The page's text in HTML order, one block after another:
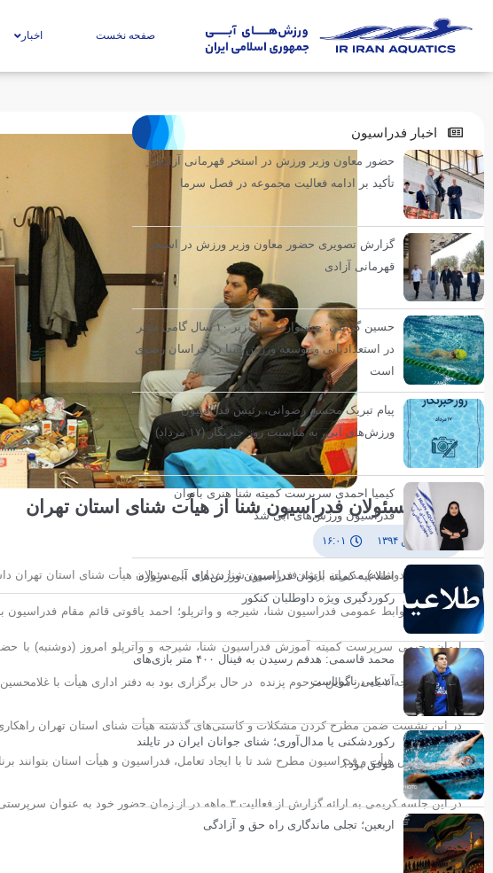
صفحه نخست اخبار
بازدید مسئولان فدراسیون شنا از هیأت شنای استان تهران
۱۹ بهمن ۱۳۹۴ ۱۶:۰۱
صبح امروز (دوشنبه) مدیران ارشد فدراسیون شنا دیداری با مسئولان هیأت شنای استان تهران
به گزارش روابط عمومی فدراسیون شنا، شیرجه و واترپلو؛ احمد یاقوتی قائم مقام
ایمان رحیمی سرپرست کمیته آموزش فدراسیون شنا، شیرجه و واترپلو امروز (دوشنبه) با
مربیگری درجه ۲ که در سالن مرحوم پزنده در حال برگزاری بود به دفتر اداری هیأت با غلامحسین کریمی سرپرست هیأت به بحث و گفتگو نشستند.
در این نشست ضمن مطرح کردن مشکلات و کاستی‌های گذشته هیأت شنای استان تهران راهکاری
کمیته آموزش هیأت و فدراسیون مطرح شد تا با ایجاد تعامل، فدراسیون و هیأت استان بتوانند
در این جلسه کریمی به ارائه گزارش از فعالیت ۳ ماهه در از زمان حضور خود به عنوان سرپرستی هیأت پرداخت و برنامه های آینده هیأت را اعلام کرد.
انتهای پیام
اخبار فدراسیون
حضور معاون وزیر ورزش در استخر قهرمانی آزادی؛
تأکید بر ادامه فعالیت مجموعه در فصل سرما
گزارش تصویری حضور معاون وزیر ورزش در استخر
قهرمانی آزادی
حسین گرایلی: جشنواره شنای زیر ۱۰ سال گامی مؤثر
در استعدادیابی و توسعه ورزش شنا در خراسان رضوی
است
پیام تبریک محسن رضوانی، رئیس فدراسیون
ورزش‌های آبی، به مناسبت روز خبرنگار (۱۷ مرداد)
کیمیا احمدی سرپرست کمیته شنا هنری بانوان
فدراسیون ورزش‌های آبی شد
اطلاعیه کمیته بانوان فدراسیون ورزش‌های آبی درباره
رکوردگیری ویژه داوطلبان کنکور
محمد قاسمی: هدفم رسیدن به فینال ۴۰۰ متر بازی‌های
آسیایی ناگویاست
رکوردشکنی یا مدال‌آوری؛ شنای جوانان ایران در تایلند
موفق بود؟
اربعین؛ تجلی ماندگاری راه حق و آزادگی